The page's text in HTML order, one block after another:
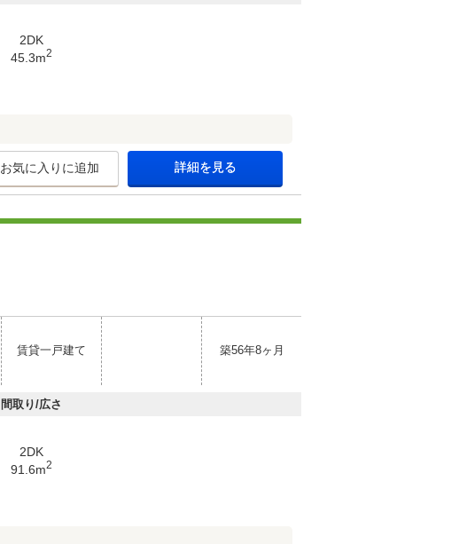
2DK
45.3m2
お気に入りに追加 詳細を見る
賃貸一戸建て 築56年8ヶ月
間取り/広さ
2DK
91.6m2